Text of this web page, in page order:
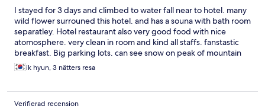
I stayed for 3 days and climbed to water fall near to hotel. many
wild flower surrouned this hotel. and has a souna with bath room
separatley. Hotel restaurant also very good food with nice
atomosphere. very clean in room and kind all staffs. fanstastic
breakfast. Big parking lots. can see snow on peak of mountain
from room. too good.
ik hyun, 3 nätters resa
Verifierad recension